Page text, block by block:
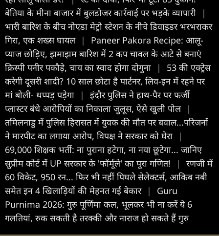
बेतिया के मीना बाजार में बुलडोजर कार्रवाई पर भड़के व्यापारी
|
भारी बारिश के बीच नोएडा मेट्रो स्टेशन के नीचे डिवाइडर भरभराकर
गिरा, एक शख्स घायल |
Paneer Pakora Recipe: आलू-
प्याज छोड़िए, झमाझम बारिश में 2 कप चावल के आटे से बनाएं
क्रिस्पी पनीर पकौड़े, चाय का स्वाद होगा दोगुना
|
53 की एक्ट्रेस
करेगी दूसरी शादी? 10 साल छोटा है पार्टनर, लिव-इन में रहने पर
मां बोली- थप्पड़ पड़ेगा
|
इंदौर पुल‍िस ने हाथ-पैर पर फर्जी
प्लास्टर बंधे आरोपियों का न‍िकाला जुलूस, ऐसे खुली पोल |
तमिलनाडु में पुलिस हिरासत में युवक की मौत पर बवाल...परिजनों
ने मारपीट का लगाया आरोप, विपक्ष ने सरकार को घेरा
|
69,000 शिक्षक भर्ती: ना पुराना हटेगा, ना नया छूटेगा... जानिए
सुप्रीम कोर्ट में UP सरकार के 'फॉर्मूले' का पूरा गणित!
|
रणजी में
60 विकेट, 950 रन... फिर भी नहीं पिघले सेलेक्टर्स, आकिब नबी
समेत इन 4 खिलाड़ियों की मेहनत गई बेकार |
Guru
Purnima 2026: गुरु पूर्णिमा कल, भूलकर भी ना करें ये 6
गलतियां, रुक सकती है तरक्की और नाराज हो सकते हैं गुरु